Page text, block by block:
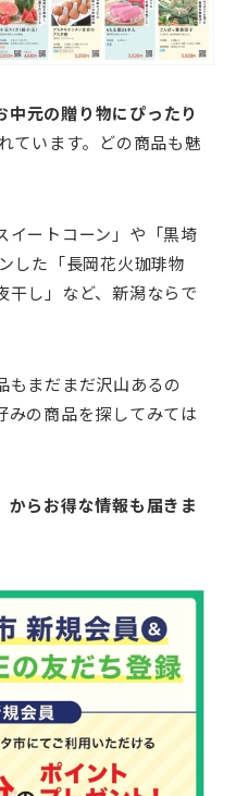
中元の贈り物にぴったり
ています。どの商品も魅
イートコーン」や「黒埼
した「長岡花火珈琲物
干し」など、新潟ならで
もまだまだ沢山あるの
みの商品を探してみては
からお得な情報も届きま